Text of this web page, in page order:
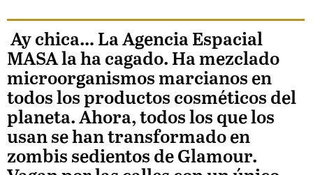
Ay chica… La Agencia Espacial
MASA la ha cagado. Ha mezclado
microorganismos marcianos en
todos los productos cosméticos del
planeta. Ahora, todos los que los
usan se han transformado en
zombis sedientos de Glamour.